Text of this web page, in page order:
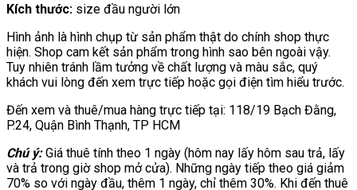
Kích thước: size đầu người lớn
Hình ảnh là hình chụp từ sản phẩm thật do chính shop thực
hiện. Shop cam kết sản phẩm trong hình sao bên ngoài vậy.
Tuy nhiên tránh lầm tưởng về chất lượng và màu sắc, quý
khách vui lòng đến xem trực tiếp hoặc gọi điện tìm hiểu trước.
Đến xem và thuê/mua hàng trực tiếp tại: 118/19 Bạch Đằng,
P.24, Quận Bình Thạnh, TP HCM
Chú ý:Giá thuê tính theo 1 ngày (hôm nay lấy hôm sau trả, lấy
và trả trong giờ shop mở cửa). Những ngày tiếp theo giá giảm
70% so với ngày đầu, thêm 1 ngày, chỉ thêm 30%. Khi đến thuê